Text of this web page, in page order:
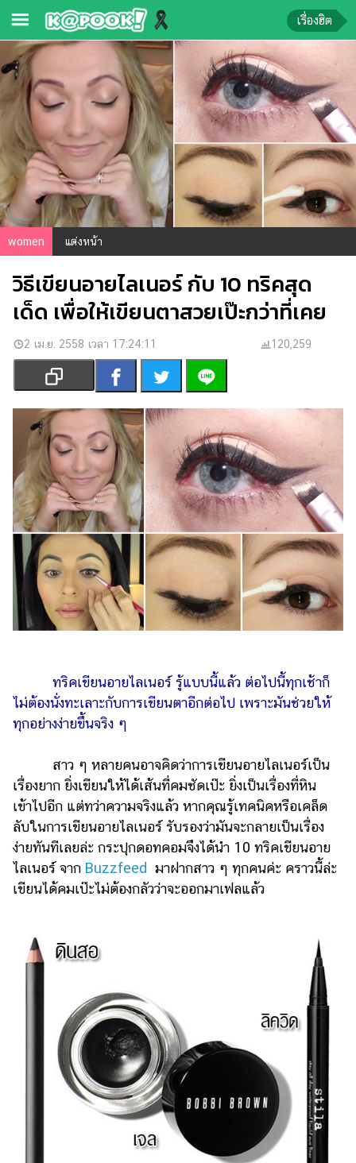
ข่าว-
ความ
รู้
ข่าว
ข่าว
บันเทิง
ตรวจ
หวย
ผล
บอล
สด
การ
เงิน
การ
ศึกษา
บันเทิง
รูปภาพ
ดู
หนัง
Music
Station
ละคร
ไลฟ์
ไตล์
ผู้
หญิง
ผู้ชาย
สุขภาพ
สูตร
เรื่องฮิต
women แต่งหน้า
วิธีเขียนอายไลเนอร์ กับ 10 ทริคสุด
เด็ด เพื่อให้เขียนตาสวยเป๊ะกว่าที่เคย
2 เม.ย. 2558 เวลา 17:24:11 120,259
ทริคเขียนอายไลเนอร์ รู้แบบนี้แล้ว ต่อไปนี้ทุกเช้าก็
ไม่ต้องนั่งทะเลาะกับการเขียนตาอีกต่อไป เพราะมันช่วยให้
ทุกอย่างง่ายขึ้นจริง ๆ
สาว ๆ หลายคนอาจคิดว่าการเขียนอายไลเนอร์เป็น
เรื่องยาก ยิ่งเขียนให้ได้เส้นที่คมชัดเป๊ะ ยิ่งเป็นเรื่องที่หิน
เข้าไปอีก แต่ทว่าความจริงแล้ว หากคุณรู้เทคนิคหรือเคล็ด
ลับในการเขียนอายไลเนอร์ รับรองว่ามันจะกลายเป็นเรื่อง
ง่ายทันทีเลยล่ะ กระปุกดอทคอมจึงได้นำ 10 ทริคเขียนอาย
ไลเนอร์ จาก Buzzfeed มาฝากสาว ๆ ทุกคนค่ะ คราวนี้ล่ะ
เขียนได้คมเป๊ะไม่ต้องกลัวว่าจะออกมาเฟลแล้ว